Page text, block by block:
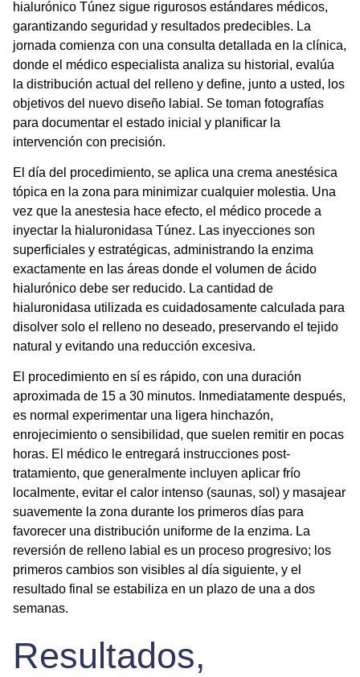
hialurónico Túnez sigue rigurosos estándares médicos,
garantizando seguridad y resultados predecibles. La
jornada comienza con una consulta detallada en la clínica,
donde el médico especialista analiza su historial, evalúa
la distribución actual del relleno y define, junto a usted, los
objetivos del nuevo diseño labial . Se toman fotografías
para documentar el estado inicial y planificar la
intervención con precisión.
El día del procedimiento, se aplica una crema anestésica
tópica en la zona para minimizar cualquier molestia. Una
vez que la anestesia hace efecto, el médico procede a
inyectar la hialuronidasa Túnez. Las inyecciones son
superficiales y estratégicas, administrando la enzima
exactamente en las áreas donde el volumen de ácido
hialurónico debe ser reducido. La cantidad de
hialuronidasa utilizada es cuidadosamente calculada para
disolver solo el relleno no deseado, preservando el tejido
natural y evitando una reducción excesiva.
El procedimiento en sí es rápido, con una duración
aproximada de 15 a 30 minutos. Inmediatamente después,
es normal experimentar una ligera hinchazón,
enrojecimiento o sensibilidad, que suelen remitir en pocas
horas. El médico le entregará instrucciones post-
tratamiento, que generalmente incluyen aplicar frío
localmente, evitar el calor intenso (saunas, sol) y masajear
suavemente la zona durante los primeros días para
favorecer una distribución uniforme de la enzima. La
reversión de relleno labial es un proceso progresivo; los
primeros cambios son visibles al día siguiente, y el
resultado final se estabiliza en un plazo de una a dos
semanas.
Resultados,